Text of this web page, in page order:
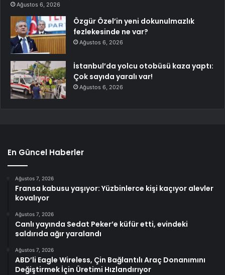
Ağustos 6, 2026
Özgür Özel’in yeni dokunulmazlık
fezlekesinde ne var?
Ağustos 6, 2026
İstanbul’da yolcu otobüsü kaza yaptı:
Çok sayıda yaralı var!
Ağustos 6, 2026
En Güncel Haberler
Ağustos 7, 2026
Fransa kabusu yaşıyor: Yüzbinlerce kişi kaçıyor alevler
kovalıyor
Ağustos 7, 2026
Canlı yayında Sedat Peker’e küfür etti, evindeki
saldırıda ağır yaralandı
Ağustos 7, 2026
ABD’li Eagle Wireless, Çin Bağlantılı Araç Donanımını
Değiştirmek İçin Üretimi Hızlandırıyor